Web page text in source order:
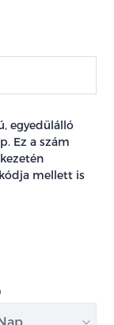
egyedülálló
Ez a szám
mellett is